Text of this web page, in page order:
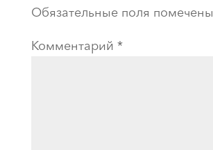
Обязательные поля помечены
Комментарий *